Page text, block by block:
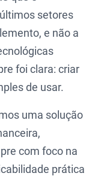
setores
e não a
foi clara: criar
de usar.
uma solução
com foco na
prática